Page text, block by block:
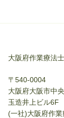
大阪府作業療法
〒540-0004
大阪府大阪市中
玉造井上ビル6F
(一社)大阪府作